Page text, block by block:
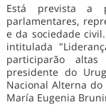
Está prevista a
parlamentares,
e da sociedade
intitulada
participarão
presidente do
Nacional Alterna do
María Eugenia